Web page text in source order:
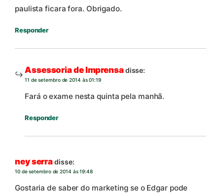
paulista ficara fora. Obrigado.
Responder
Assessoria de Imprensadisse:
11 de setembro de 2014 às 01:19
Fará o exame nesta quinta pela manhã.
Responder
ney serradisse:
10 de setembro de 2014 às 19:48
Gostaria de saber do marketing se o Edgar pode